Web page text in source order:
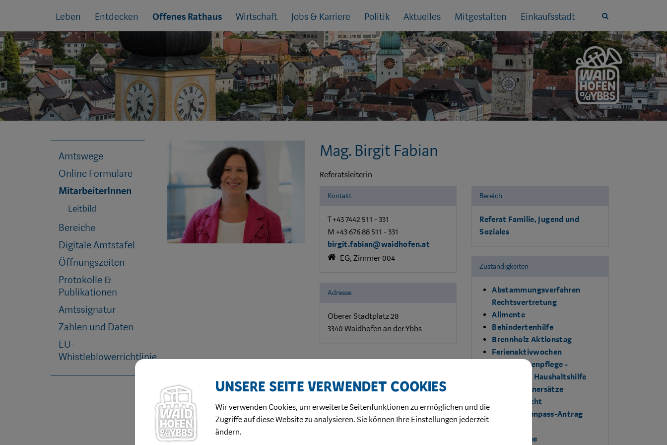
Sprungmarken
zu:
Leben Entdecken Offenes Rathaus Wirtschaft Jobs & Karriere Politik Aktuelles Mitgestalten Einkaufsstadt
Site
toggle
Mag. Birgit Fabian
Referatsleiterin
Kontakt
T +43 7442 511 - 331
M +43 676 88 511 - 331
birgit.fabian@waidhofen.at
EG, Zimmer 004
Adresse
Oberer Stadtplatz 28
3340 Waidhofen an der Ybbs
Bereich
Referat Familie, Jugend und
Soziales
Zuständigkeiten
Abstammungsverfahren
Rechtsvertretung
Alimente
Behindertenhilfe
Brennholz Aktionstag
Ferienaktivwochen
Hauskrankenpflege -
Heimhilfe - Haushaltshilfe
Heimkostenersätze
Kontaktrecht
NÖ-Familienpass-Antrag
Pflegeheime
Amtswege
Online Formulare
MitarbeiterInnen
Leitbild
Bereiche
Digitale Amtstafel
Öffnungszeiten
Protokolle &
Publikationen
Amtssignatur
Zahlen und Daten
EU-
Whistleblowerrichtlinie
Unsere Seite verwendet Cookies
Wir verwenden Cookies, um erweiterte Seitenfunktionen zu ermöglichen und die
Zugriffe auf diese Website zu analysieren. Sie können Ihre Einstellungen jederzeit
ändern.